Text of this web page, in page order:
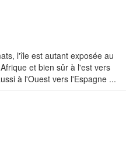
l'île est autant exposée au
et bien sûr à l'est vers
à l'Ouest vers l'Espagne ...